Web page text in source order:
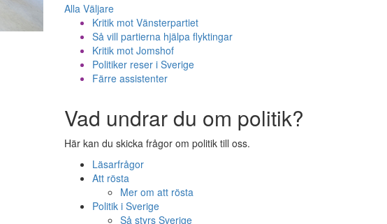
Alla Väljare
Kritik mot Vänsterpartiet
Så vill partierna hjälpa flyktingar
Kritik mot Jomshof
Politiker reser i Sverige
Färre assistenter
Vad undrar du om politik?
Här kan du skicka frågor om politik till oss.
Läsarfrågor
Att rösta
Mer om att rösta
Politik i Sverige
Så styrs Sverige